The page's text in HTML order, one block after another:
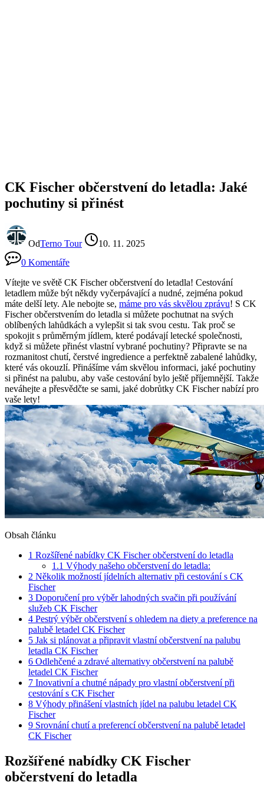
CK Fischer občerstvení do letadla: Jaké
pochutiny si přinést
OdTerno Tour
10. 11. 2025
0 Komentáře
Vítejte ve světě CK Fischer občerstvení do letadla! Cestování
letadlem může být někdy vyčerpávající a nudné, zejména pokud
máte delší lety. Ale nebojte se, máme pro vás skvělou zprávu! S CK
Fischer občerstvením do letadla si můžete pochutnat na svých
oblíbených lahůdkách a vylepšit si tak svou cestu. Tak proč se
spokojit s průměrným jídlem, které podávají letecké společnosti,
když si můžete přinést vlastní vybrané pochutiny? Připravte se na
rozmanitost chutí, čerstvé ingredience a perfektně zabalené lahůdky,
které vás okouzlí. Přinášíme vám skvělou informaci, jaké pochutiny
si přinést na palubu, aby vaše cestování bylo ještě příjemnější. Takže
neváhejte a přesvědčte se sami, jaké dobrůtky CK Fischer nabízí pro
vaše lety!
Obsah článku
1 Rozšířené nabídky CK Fischer občerstvení do letadla
1.1 Výhody našeho občerstvení do letadla:
2 Několik možností jídelních alternativ při cestování s CK
Fischer
3 Doporučení pro výběr lahodných svačin při používání
služeb CK Fischer
4 Pestrý výběr občerstvení s ohledem na diety a preference na
palubě letadel CK Fischer
5 Jak si plánovat a připravit vlastní občerstvení na palubu
letadla CK Fischer
6 Odlehčené a zdravé alternativy občerstvení na palubě
letadel CK Fischer
7 Inovativní a chutné nápady pro vlastní občerstvení při
cestování s CK Fischer
8 Výhody přinášení vlastních jídel na palubu letadel CK
Fischer
9 Srovnání chutí a preferencí občerstvení na palubě letadel
CK Fischer
Rozšířené nabídky CK Fischer
občerstvení do letadla